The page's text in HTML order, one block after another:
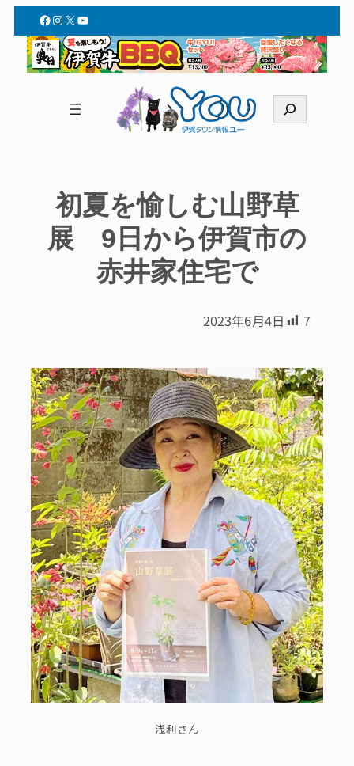
Facebook
Instagram
X YouTube
索
初夏を愉しむ山野草
展 9日から伊賀市の
赤井家住宅で
2023年6月4日 7
浅利さん